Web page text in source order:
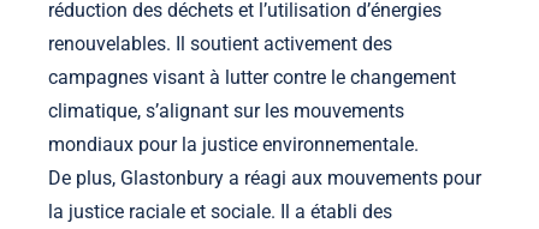
réduction des déchets et l’utilisation d’énergies
renouvelables. Il soutient activement des
campagnes visant à lutter contre le changement
climatique, s’alignant sur les mouvements
mondiaux pour la justice environnementale.
De plus, Glastonbury a réagi aux mouvements pour
la justice raciale et sociale. Il a établi des